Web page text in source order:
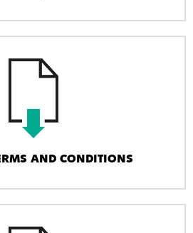
AND CONDITIONS